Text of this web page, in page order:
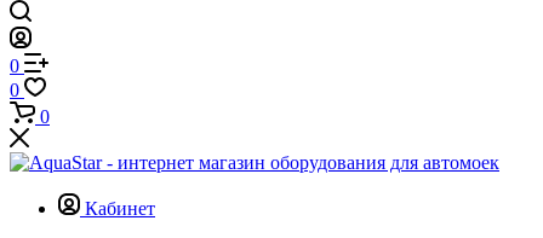
0
0
0
Кабинет